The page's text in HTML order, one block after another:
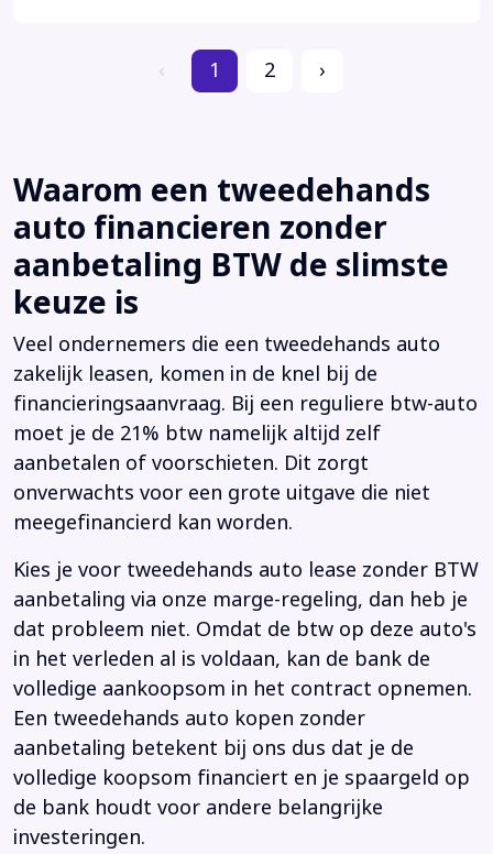
‹ 1 2 ›
Waarom een tweedehands
auto financieren zonder
aanbetaling BTW de slimste
keuze is
Veel ondernemers die een tweedehands auto
zakelijk leasen, komen in de knel bij de
financieringsaanvraag. Bij een reguliere btw-auto
moet je de 21% btw namelijk altijd zelf
aanbetalen of voorschieten. Dit zorgt
onverwachts voor een grote uitgave die niet
meegefinancierd kan worden.
Kies je voor tweedehands auto lease zonder BTW
aanbetaling via onze marge-regeling, dan heb je
dat probleem niet. Omdat de btw op deze auto's
in het verleden al is voldaan, kan de bank de
volledige aankoopsom in het contract opnemen.
Een tweedehands auto kopen zonder
aanbetaling betekent bij ons dus dat je de
volledige koopsom financiert en je spaargeld op
de bank houdt voor andere belangrijke
investeringen.